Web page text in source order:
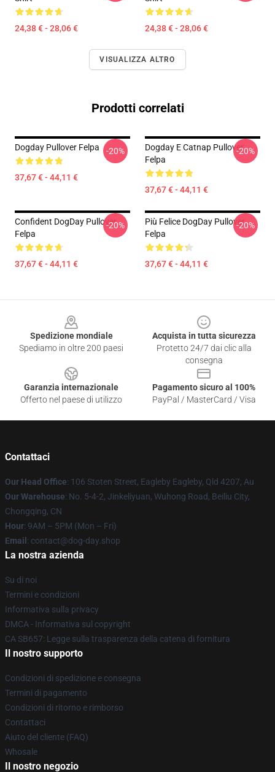
24,38 € - 28,06 € 24,38 € - 28,06 €
VISUALIZZA ALTRO
Prodotti correlati
Dogday Pullover Felpa
37,67 € - 44,11 €
-20%
Dogday E Catnap Pullover
Felpa
37,67 € - 44,11 €
-20%
Confident DogDay Pullover
Felpa
37,67 € - 44,11 €
-20%
Più Felice DogDay Pullover
Felpa
37,67 € - 44,11 €
-20%
Spedizione mondiale
Spediamo in oltre 200 paesi
Acquista in tutta sicurezza
Protetto 24/7 dai clic alla
consegna
Garanzia internazionale
Offerto nel paese di utilizzo
Pagamento sicuro al 100%
PayPal / MasterCard / Visa
Contattaci
Our Head Office: 106 Stoten Street, Eagleby Eagleby, Qld 4207, Au
Our Warehouse: No. 5-4-2, Jinkeliyuan, Wuhong Road, Beiliu City,
Chongqing, CN
Hour: 9AM – 5PM (Mon – Fri)
Email : contact@dog-day.shop
La nostra azienda
Su di noi
Termini e condizioni
Informativa sulla privacy
DMCA - Informativa sul copyright
CA SB657: Legge sulla trasparenza della catena di fornitura
Il nostro supporto
Condizioni di spedizione e consegna
Termini di pagamento
Condizioni di ritorno e rimborso
Contattaci
Aiuto del cliente (FAQ)
Whosale
Il nostro negozio